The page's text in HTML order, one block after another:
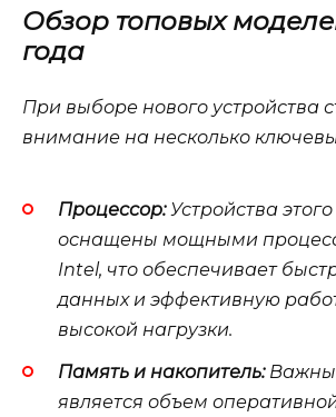
Обзор топовых
года
При выборе нового устройства
внимание на несколько
Процессор:Устройства
оснащены мощными
Intel, что обеспечивает
данных и эффективную
высокой нагрузки.
Память и накопитель:
является объем